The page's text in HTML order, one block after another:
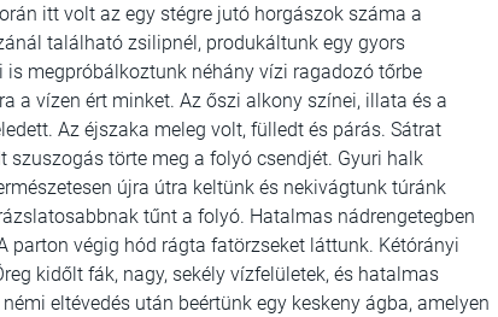
itt volt az egy stégre jutó horgászok száma a
található zsilipnél, produkáltunk egy gyors
megpróbálkoztunk néhány vízi ragadozó tőrbe
a vízen ért minket. Az őszi alkony színei, illata és a
Az éjszaka meleg volt, fülledt és párás. Sátrat
törte meg a folyó csendjét. Gyuri halk
újra útra keltünk és nekivágtunk túránk
tűnt a folyó. Hatalmas nádrengetegben
parton végig hód rágta fatörzseket láttunk. Kétórányi
kidőlt fák, nagy, sekély vízfelületek, és hatalmas
eltévedés után beértünk egy keskeny ágba, amelyen